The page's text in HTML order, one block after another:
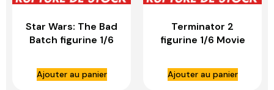
Star Wars: The Bad
Batch figurine 1/6
HOT TOYS
Ajouter au panier
Terminator 2
figurine 1/6 Movie
Battle Damaged
Version 2.0 – HOT
Ajouter au panier